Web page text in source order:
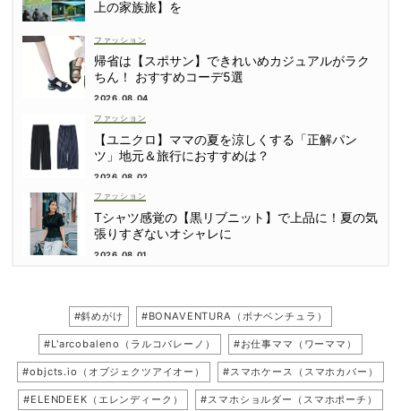
上の家族旅】を
ファッション
帰省は【スポサン】できれいめカジュアルがラク
ちん！ おすすめコーデ5選
2026.08.04
ファッション
【ユニクロ】ママの夏を涼しくする「正解パン
ツ」地元＆旅行におすすめは？
2026.08.02
ファッション
Tシャツ感覚の【黒リブニット】で上品に！夏の気
張りすぎないオシャレに
2026.08.01
#斜めがけ #BONAVENTURA（ボナベンチュラ）
#L'arcobaleno（ラルコバレーノ） #お仕事ママ（ワーママ）
#objcts.io（オブジェクツアイオー） #スマホケース（スマホカバー）
#ELENDEEK（エレンディーク） #スマホショルダー（スマホポーチ）